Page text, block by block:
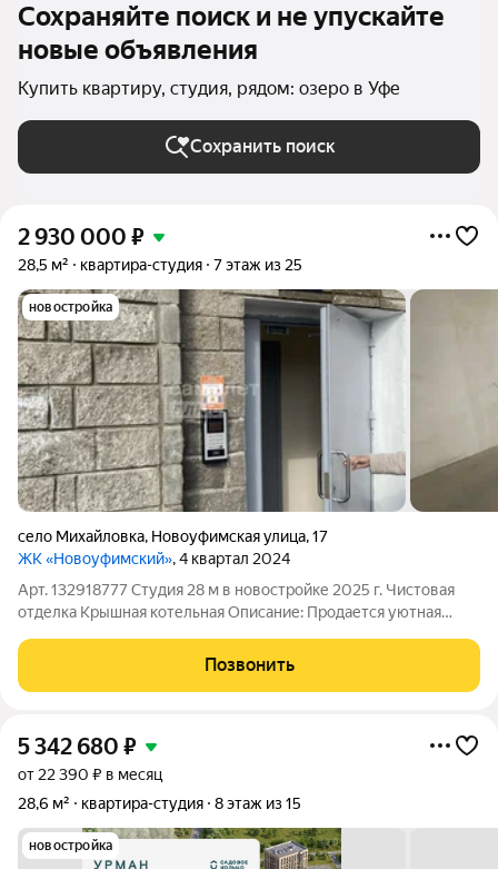
Сохраняйте поиск и не упускайте
новые объявления
Купить квартиру, студия, рядом: озеро в Уфе
Сохранить поиск
2 930 000 ₽
28,5 м² квартира-студия 7 этаж из 25
новостройка
село Михайловка, Новоуфимская улица,17
ЖК «Новоуфимский», 4 квартал 2024
Арт. 132918777 Студия 28 м в новостройке 2025 г. Чистовая
отделка Крышная котельная Описание: Продается уютная
объект, готов к сделке. Почему это выгодное приобретение:
Экономия на ЖКХ: В
Позвонить
5 342 680 ₽
от 22 390 ₽ в месяц
28,6 м²
квартира-студия 8 этаж из 15
новостройка